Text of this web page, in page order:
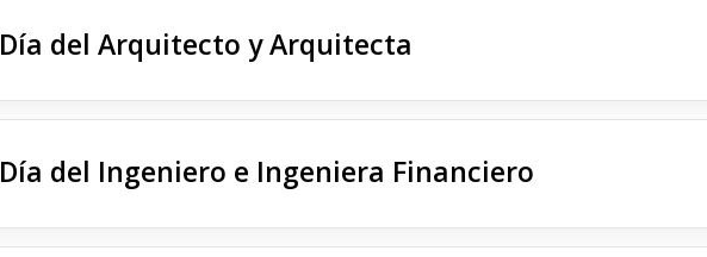
Día del Arquitecto y Arquitecta
Día del Ingeniero e Ingeniera Financiero